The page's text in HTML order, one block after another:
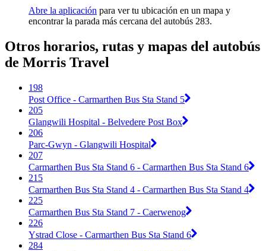
Abre la aplicación para ver tu ubicación en un mapa y
encontrar la parada más cercana del autobús 283.
Otros horarios, rutas y mapas del autobús
de Morris Travel
198
Post Office - Carmarthen Bus Sta Stand 5
205
Glangwili Hospital - Belvedere Post Box
206
Parc-Gwyn - Glangwili Hospital
207
Carmarthen Bus Sta Stand 6 - Carmarthen Bus Sta Stand 6
215
Carmarthen Bus Sta Stand 4 - Carmarthen Bus Sta Stand 4
225
Carmarthen Bus Sta Stand 7 - Caerwenog
226
Ystrad Close - Carmarthen Bus Sta Stand 6
284